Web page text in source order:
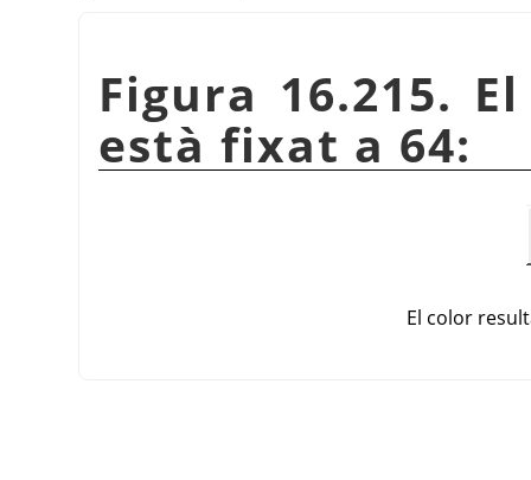
Figura 16.215.
està fixat a 64:
El color